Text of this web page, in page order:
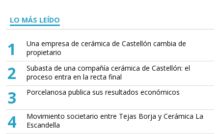
LO MÁS LEÍDO
1
Una empresa de cerámica de Castellón cambia de
propietario
2
Subasta de una compañía cerámica de Castellón: el
proceso entra en la recta final
3 Porcelanosa publica sus resultados económicos
4
Movimiento societario entre Tejas Borja y Cerámica La
Escandella